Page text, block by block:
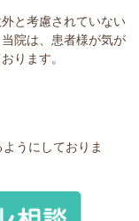
と考慮されていない
院は、患者様が気が
ります。
うにしておりま